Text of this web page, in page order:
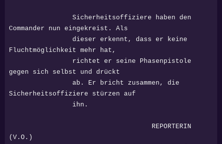
Sicherheitsoffiziere haben den
Commander nun eingekreist. Als
dieser erkennt, dass er keine
Fluchtmöglichkeit mehr hat,
richtet er seine Phasenpistole
gegen sich selbst und drückt
ab. Er bricht zusammen, die
Sicherheitsoffiziere stürzen auf
ihn.
REPORTERIN
(V.O.)